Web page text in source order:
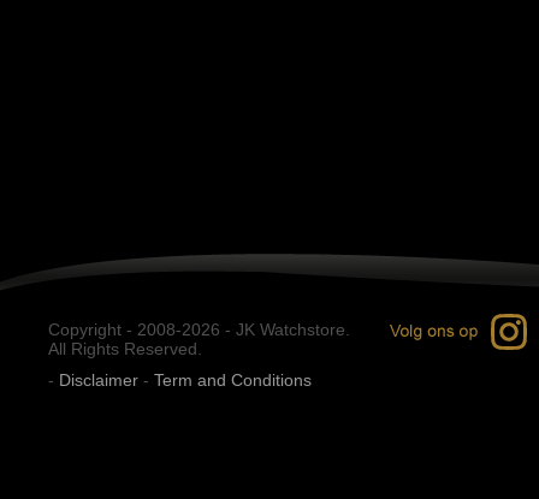
Copyright - 2008-2026 - JK Watchstore.
All Rights Reserved.
- Disclaimer - Term and Conditions